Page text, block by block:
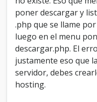
poner descargar y
.php que se llame
luego en el menu
descargar.php. El
justamente eso que
servidor, debes
hosting.